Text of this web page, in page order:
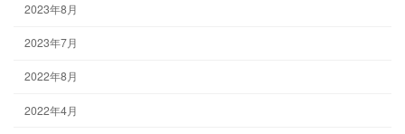
2023年8月
2023年7月
2022年8月
2022年4月